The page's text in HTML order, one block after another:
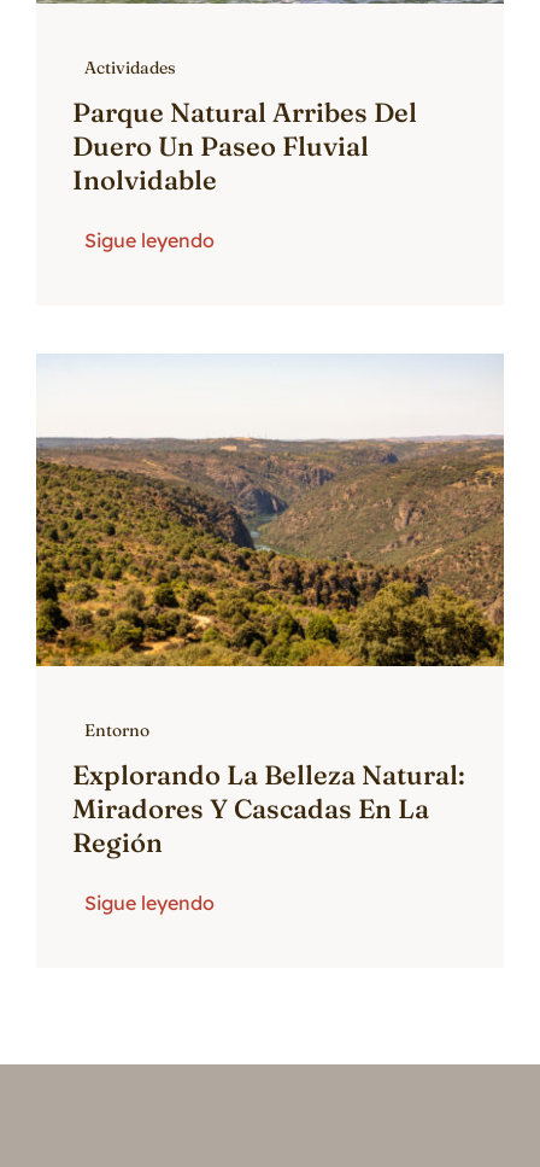
Actividades
Parque Natural Arribes Del
Duero Un Paseo Fluvial
Inolvidable
Sigue leyendo
Entorno
Explorando La Belleza Natural:
Miradores Y Cascadas En La
Región
Sigue leyendo